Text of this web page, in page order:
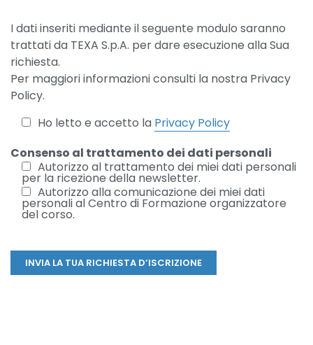
I dati inseriti mediante il seguente modulo saranno
trattati da TEXA S.p.A. per dare esecuzione alla Sua
richiesta.
Per maggiori informazioni consulti la nostra Privacy
Policy.
Ho letto e accetto la Privacy Policy
Consenso al trattamento dei dati personali
Autorizzo al trattamento dei miei dati personali
per la ricezione della newsletter.
Autorizzo alla comunicazione dei miei dati
personali al Centro di Formazione organizzatore
del corso.